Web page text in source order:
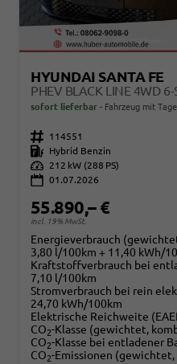
HYUNDAI SANTA FE
sofort lieferbar Fahrzeug mit
Fahrzeugnr. 114551
Kraftstoff
Hybrid Benzin
Leistung
212 kW (288 PS)
01.07.2026
55.890,– €
incl. 19% MwSt.
Energieverbrauch
3,80 l/100km + 11,40 kWh/
Kraftstoffverbrauch bei
7,10 l/100km
Stromverbrauch bei rein
24,70 kWh/100km
Elektrische Reichweite
CO2-Klasse (gewichtet,
CO2-Klasse bei entladener
CO2-Emissionen